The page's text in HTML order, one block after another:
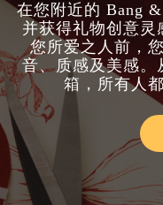
在您附近的 Bang
并获得礼物创意灵
您所爱之人前，
音、质感及美感。
箱，所有人